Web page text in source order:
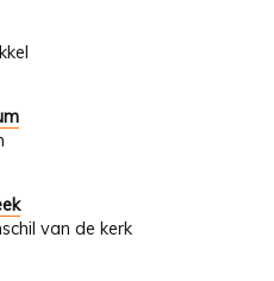
van de kerk